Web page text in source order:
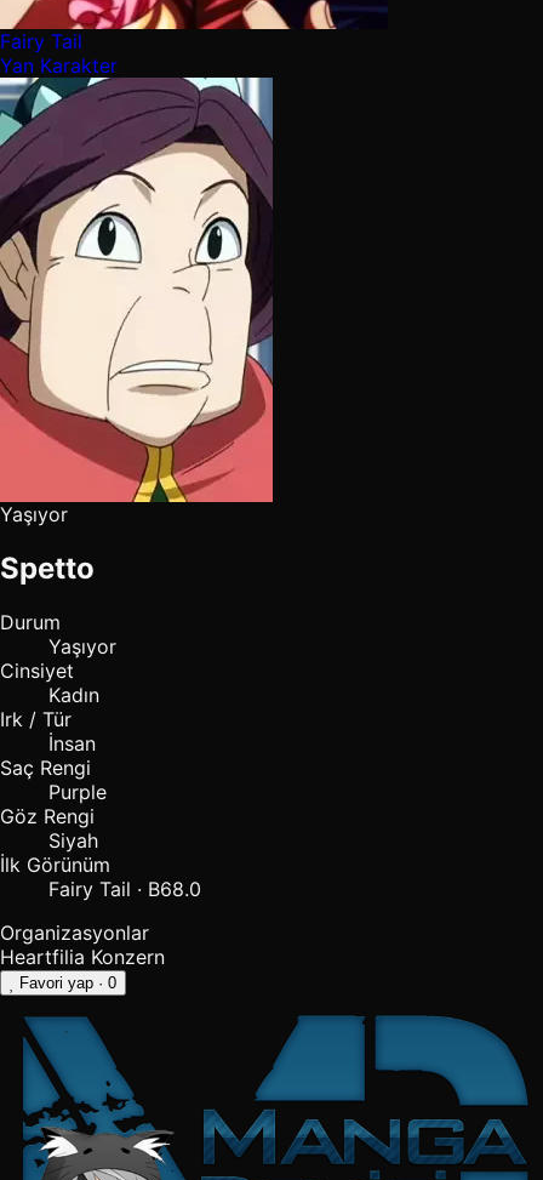
Fairy Tail
Yan Karakter
Yaşıyor
Spetto
Durum
Yaşıyor
Cinsiyet
Kadın
Irk / Tür
İnsan
Saç Rengi
Purple
Göz Rengi
Siyah
İlk Görünüm
Fairy Tail · B68.0
Organizasyonlar
Heartfilia Konzern
Favori yap · 0